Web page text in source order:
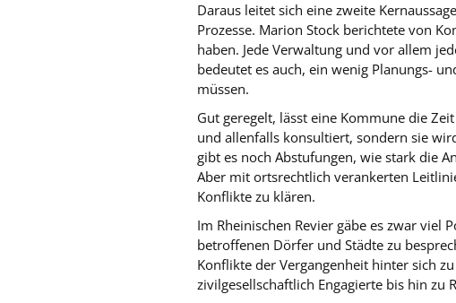
Daraus leitet sich eine zweite
Prozesse. Marion Stock berichtete von
haben. Jede Verwaltung und vor allem
bedeutet es auch, ein wenig Planungs-
müssen.
Gut geregelt, lässt eine Kommune die
und allenfalls konsultiert, sondern sie
gibt es noch Abstufungen, wie stark die
Aber mit ortsrechtlich verankerten
Konflikte zu klären.
Im Rheinischen Revier gäbe es zwar
betroffenen Dörfer und Städte zu
Konflikte der Vergangenheit hinter sich
zivilgesellschaftlich Engagierte bis hin